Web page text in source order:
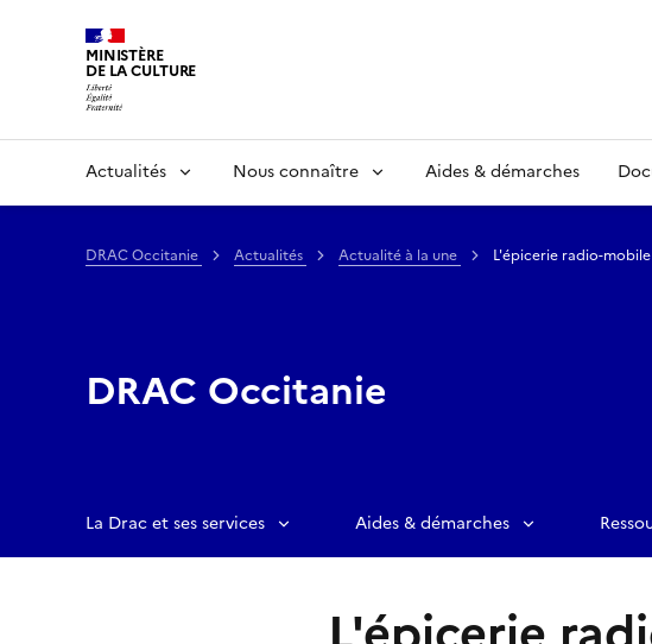
MINISTÈRE
DE LA CULTURE
Actualités Nous connaître Aides & démarches
DRAC Occitanie Actualités Actualité à la une L'épicerie radio-
DRAC Occitanie
La Drac et ses services Aides & démarches